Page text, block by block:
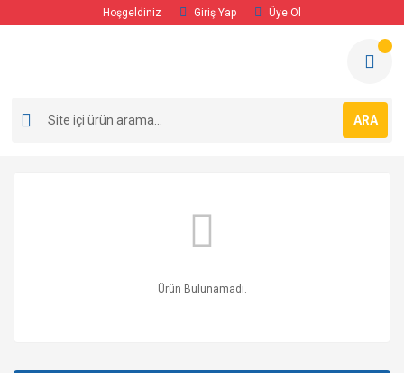
Hoşgeldiniz Giriş Yap Üye Ol
ARA
Ürün Bulunamadı.